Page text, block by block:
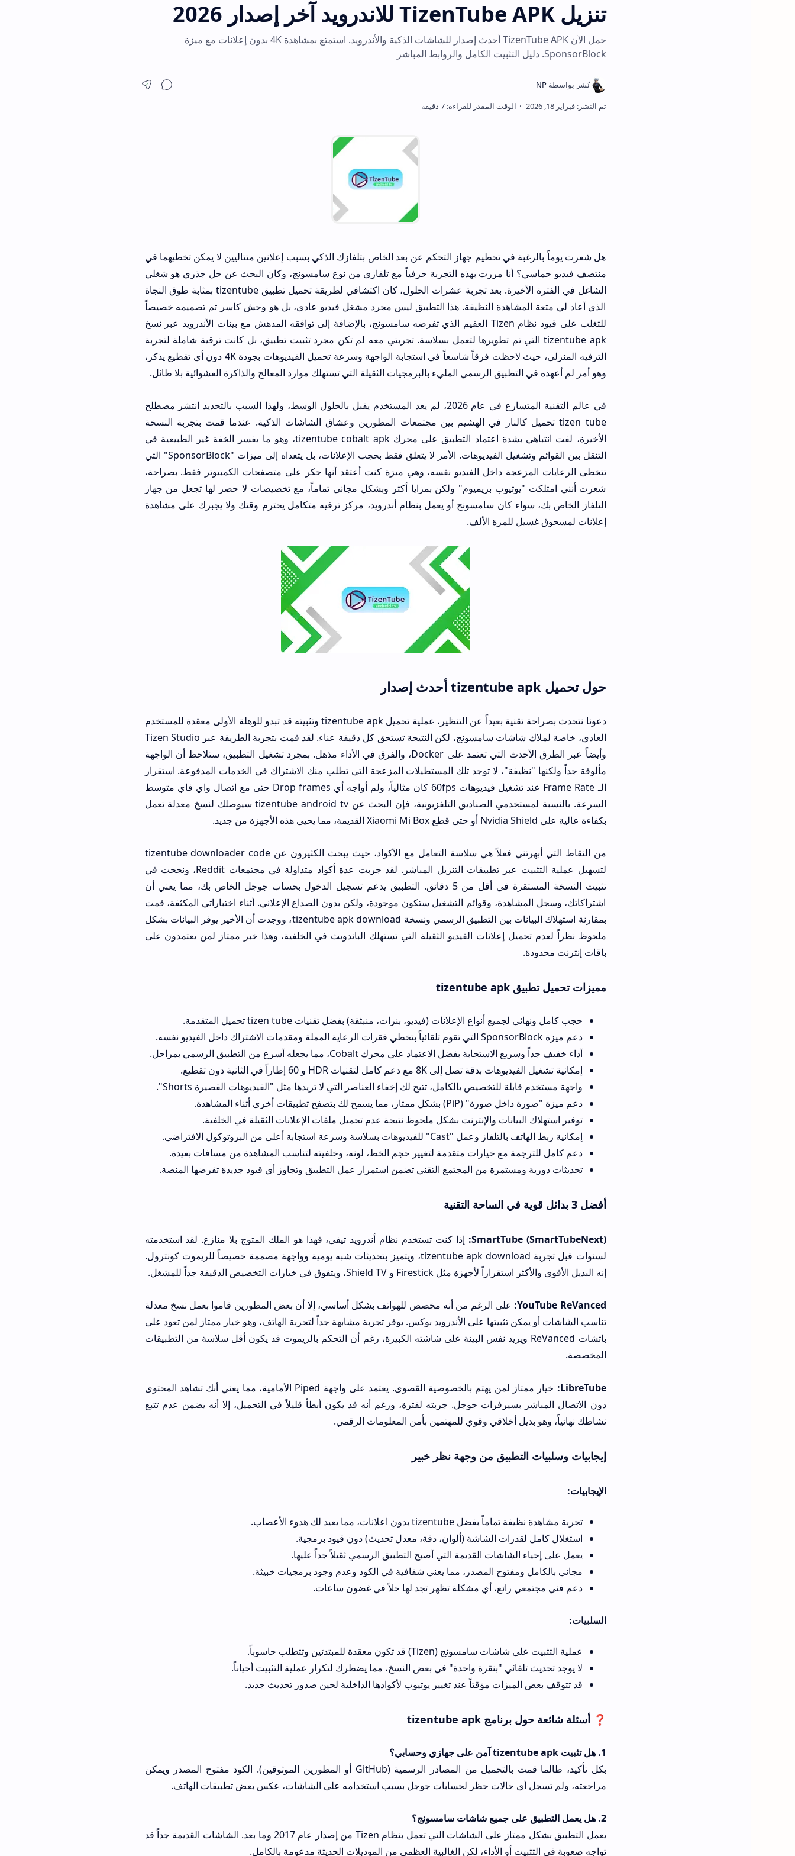
تنزيل TizenTube APK للاندرويد آخر إصدار 2026
حمل الآن TizenTube APK أحدث إصدار للشاشات الذكية والأندرويد. استمتع بمشاهدة 4K بدون إعلانات مع ميزة
SponsorBlock. دليل التثبيت الكامل والروابط المباشر
هل شعرت يوماً بالرغبة في تحطيم جهاز التحكم عن بعد الخاص بتلفازك الذكي بسبب إعلانين متتاليين لا يمكن تخطيهما في
منتصف فيديو حماسي؟ أنا مررت بهذه التجربة حرفياً مع تلفازي من نوع سامسونج، وكان البحث عن حل جذري هو شغلي
الشاغل في الفترة الأخيرة. بعد تجربة عشرات الحلول، كان اكتشافي لطريقة تحميل تطبيق tizentube بمثابة طوق النجاة
الذي أعاد لي متعة المشاهدة النظيفة. هذا التطبيق ليس مجرد مشغل فيديو عادي، بل هو وحش كاسر تم تصميمه خصيصاً
للتغلب على قيود نظام Tizen العقيم الذي تفرضه سامسونج، بالإضافة إلى توافقه المدهش مع بيئات الأندرويد عبر نسخ
tizentube apk التي تم تطويرها لتعمل بسلاسة. تجربتي معه لم تكن مجرد تثبيت تطبيق، بل كانت ترقية شاملة لتجربة
الترفيه المنزلي، حيث لاحظت فرقاً شاسعاً في استجابة الواجهة وسرعة تحميل الفيديوهات بجودة 4K دون أي تقطيع يذكر،
وهو أمر لم أعهده في التطبيق الرسمي المليء بالبرمجيات الثقيلة التي تستهلك موارد المعالج والذاكرة العشوائية بلا طائل.
في عالم التقنية المتسارع في عام 2026، لم يعد المستخدم يقبل بالحلول الوسط، ولهذا السبب بالتحديد انتشر مصطلح
tizen tube تحميل كالنار في الهشيم بين مجتمعات المطورين وعشاق الشاشات الذكية. عندما قمت بتجربة النسخة
الأخيرة، لفت انتباهي بشدة اعتماد التطبيق على محرك tizentube cobalt apk، وهو ما يفسر الخفة غير الطبيعية في
التنقل بين القوائم وتشغيل الفيديوهات. الأمر لا يتعلق فقط بحجب الإعلانات، بل يتعداه إلى ميزات "SponsorBlock" التي
تتخطى الرعايات المزعجة داخل الفيديو نفسه، وهي ميزة كنت أعتقد أنها حكر على متصفحات الكمبيوتر فقط. بصراحة،
شعرت أنني امتلكت "يوتيوب بريميوم" ولكن بمزايا أكثر وبشكل مجاني تماماً، مع تخصيصات لا حصر لها تجعل من جهاز
التلفاز الخاص بك، سواء كان سامسونج أو يعمل بنظام أندرويد، مركز ترفيه متكامل يحترم وقتك ولا يجبرك على مشاهدة
إعلانات لمسحوق غسيل للمرة الألف.
حول تحميل tizentube apk أحدث إصدار
دعونا نتحدث بصراحة تقنية بعيداً عن التنظير، عملية تحميل tizentube apk وتثبيته قد تبدو للوهلة الأولى معقدة للمستخدم
العادي، خاصة لملاك شاشات سامسونج، لكن النتيجة تستحق كل دقيقة عناء. لقد قمت بتجربة الطريقة عبر Tizen Studio
وأيضاً عبر الطرق الأحدث التي تعتمد على Docker، والفرق في الأداء مذهل. بمجرد تشغيل التطبيق، ستلاحظ أن الواجهة
مألوفة جداً ولكنها "نظيفة"، لا توجد تلك المستطيلات المزعجة التي تطلب منك الاشتراك في الخدمات المدفوعة. استقرار
الـ Frame Rate عند تشغيل فيديوهات 60fps كان مثالياً، ولم أواجه أي Drop frames حتى مع اتصال واي فاي متوسط
السرعة. بالنسبة لمستخدمي الصناديق التلفزيونية، فإن البحث عن tizentube android tv سيوصلك لنسخ معدلة تعمل
بكفاءة عالية على Nvidia Shield أو حتى قطع Xiaomi Mi Box القديمة، مما يحيي هذه الأجهزة من جديد.
من النقاط التي أبهرتني فعلاً هي سلاسة التعامل مع الأكواد، حيث يبحث الكثيرون عن tizentube downloader code
لتسهيل عملية التثبيت عبر تطبيقات التنزيل المباشر. لقد جربت عدة أكواد متداولة في مجتمعات Reddit، ونجحت في
تثبيت النسخة المستقرة في أقل من 5 دقائق. التطبيق يدعم تسجيل الدخول بحساب جوجل الخاص بك، مما يعني أن
اشتراكاتك، وسجل المشاهدة، وقوائم التشغيل ستكون موجودة، ولكن بدون الصداع الإعلاني. أثناء اختباراتي المكثفة، قمت
بمقارنة استهلاك البيانات بين التطبيق الرسمي ونسخة tizentube apk download، ووجدت أن الأخير يوفر البيانات بشكل
ملحوظ نظراً لعدم تحميل إعلانات الفيديو الثقيلة التي تستهلك الباندويث في الخلفية، وهذا خبر ممتاز لمن يعتمدون على
باقات إنترنت محدودة.
مميزات تحميل تطبيق tizentube apk
حجب كامل ونهائي لجميع أنواع الإعلانات (فيديو، بنرات، منبثقة) بفضل تقنيات tizen tube تحميل المتقدمة.
دعم ميزة SponsorBlock التي تقوم تلقائياً بتخطي فقرات الرعاية المملة ومقدمات الاشتراك داخل الفيديو نفسه.
أداء خفيف جداً وسريع الاستجابة بفضل الاعتماد على محرك Cobalt، مما يجعله أسرع من التطبيق الرسمي بمراحل.
إمكانية تشغيل الفيديوهات بدقة تصل إلى 8K مع دعم كامل لتقنيات HDR و 60 إطاراً في الثانية دون تقطيع.
واجهة مستخدم قابلة للتخصيص بالكامل، تتيح لك إخفاء العناصر التي لا تريدها مثل "الفيديوهات القصيرة Shorts".
دعم ميزة "صورة داخل صورة" (PiP) بشكل ممتاز، مما يسمح لك بتصفح تطبيقات أخرى أثناء المشاهدة.
توفير استهلاك البيانات والإنترنت بشكل ملحوظ نتيجة عدم تحميل ملفات الإعلانات الثقيلة في الخلفية.
إمكانية ربط الهاتف بالتلفاز وعمل "Cast" للفيديوهات بسلاسة وسرعة استجابة أعلى من البروتوكول الافتراضي.
دعم كامل للترجمة مع خيارات متقدمة لتغيير حجم الخط، لونه، وخلفيته لتناسب المشاهدة من مسافات بعيدة.
تحديثات دورية ومستمرة من المجتمع التقني تضمن استمرار عمل التطبيق وتجاوز أي قيود جديدة تفرضها المنصة.
أفضل 3 بدائل قوية في الساحة التقنية
SmartTube (SmartTubeNext): إذا كنت تستخدم نظام أندرويد تيفي، فهذا هو الملك المتوج بلا منازع. لقد استخدمته
لسنوات قبل تجربة tizentube apk download، ويتميز بتحديثات شبه يومية وواجهة مصممة خصيصاً للريموت كونترول.
إنه البديل الأقوى والأكثر استقراراً لأجهزة مثل Firestick و Shield TV، ويتفوق في خيارات التخصيص الدقيقة جداً للمشغل.
YouTube ReVanced: على الرغم من أنه مخصص للهواتف بشكل أساسي، إلا أن بعض المطورين قاموا بعمل نسخ معدلة
تناسب الشاشات أو يمكن تثبيتها على الأندرويد بوكس. يوفر تجربة مشابهة جداً لتجربة الهاتف، وهو خيار ممتاز لمن تعود على
باتشات ReVanced ويريد نفس البيئة على شاشته الكبيرة، رغم أن التحكم بالريموت قد يكون أقل سلاسة من التطبيقات
المخصصة.
LibreTube:
خيار ممتاز لمن يهتم بالخصوصية القصوى. يعتمد على واجهة Piped الأمامية، مما يعني أنك تشاهد المحتوى
دون الاتصال المباشر بسيرفرات جوجل. جربته لفترة، ورغم أنه قد يكون أبطأ قليلاً في التحميل، إلا أنه يضمن عدم تتبع
نشاطك نهائياً، وهو بديل أخلاقي وقوي للمهتمين بأمن المعلومات الرقمي.
إيجابيات وسلبيات التطبيق من وجهة نظر خبير
الإيجابيات:
تجربة مشاهدة نظيفة تماماً بفضل tizentube بدون اعلانات، مما يعيد لك هدوء الأعصاب.
استغلال كامل لقدرات الشاشة (ألوان، دقة، معدل تحديث) دون قيود برمجية.
يعمل على إحياء الشاشات القديمة التي أصبح التطبيق الرسمي ثقيلاً جداً عليها.
مجاني بالكامل ومفتوح المصدر، مما يعني شفافية في الكود وعدم وجود برمجيات خبيثة.
دعم فني مجتمعي رائع، أي مشكلة تظهر تجد لها حلاً في غضون ساعات.
السلبيات:
عملية التثبيت على شاشات سامسونج (Tizen) قد تكون معقدة للمبتدئين وتتطلب حاسوباً.
لا يوجد تحديث تلقائي "بنقرة واحدة" في بعض النسخ، مما يضطرك لتكرار عملية التثبيت أحياناً.
قد تتوقف بعض الميزات مؤقتاً عند تغيير يوتيوب لأكوادها الداخلية لحين صدور تحديث جديد.
❓ أسئلة شائعة حول برنامج tizentube apk
1. هل تثبيت tizentube apk آمن على جهازي وحسابي؟
بكل تأكيد، طالما قمت بالتحميل من المصادر الرسمية (GitHub أو المطورين الموثوقين). الكود مفتوح المصدر ويمكن
مراجعته، ولم تسجل أي حالات حظر لحسابات جوجل بسبب استخدامه على الشاشات، عكس بعض تطبيقات الهاتف.
2. هل يعمل التطبيق على جميع شاشات سامسونج؟
يعمل التطبيق بشكل ممتاز على الشاشات التي تعمل بنظام Tizen من إصدار عام 2017 وما بعد. الشاشات القديمة جداً قد
تواجه صعوبة في التثبيت أو الأداء، لكن الغالبية العظمى من الموديلات الحديثة مدعومة بالكامل.